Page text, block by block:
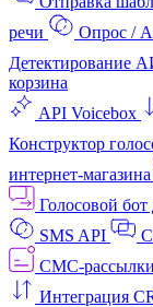
речи
Опрос /
Детектирование
корзина
API Voicebox
Конструктор
интернет‑магазина
Голосовой
SMS API
СМС-рассылки
Интеграция